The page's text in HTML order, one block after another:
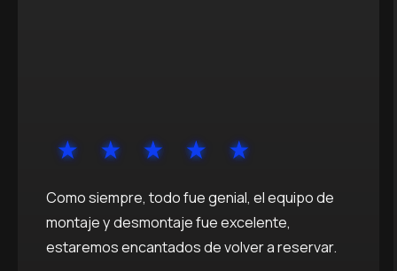
Como siempre, todo fue genial, el equipo de
montaje y desmontaje fue excelente,
estaremos encantados de volver a reservar.